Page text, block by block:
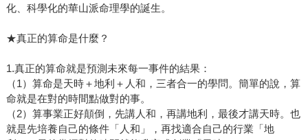
化、科學化的華山派命理學的誕生。
★真正的算命是什麼？
1.真正的算命就是預測未來每一事件的結果：
（1）算命是天時＋地利＋人和，三者合一的學問。簡單的說，算
命就是在對的時間點做對的事。
（2）算事業正好顛倒，先講人和，再講地利，最後才講天時。也
就是先培養自己的條件「人和」，再找適合自己的行業「地